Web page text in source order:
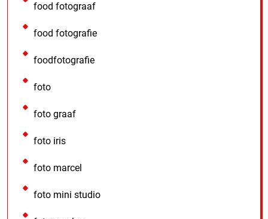
food fotograaf
food fotografie
foodfotografie
foto
foto graaf
foto iris
foto marcel
foto mini studio